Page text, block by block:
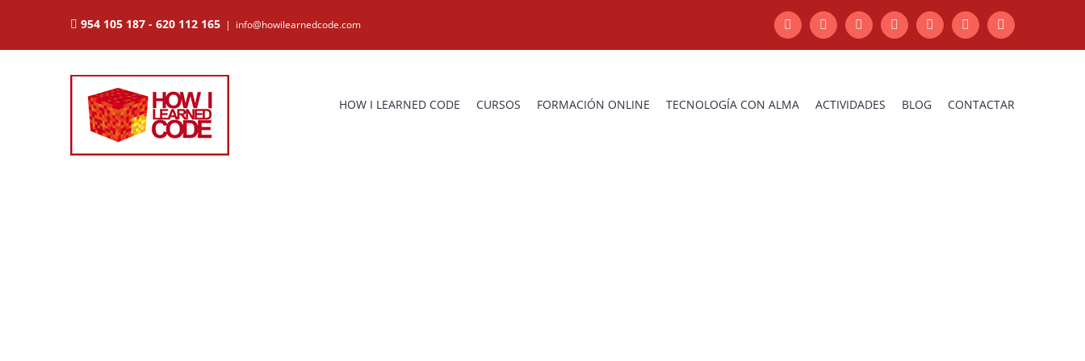
contenido
954 105 187 - 620 112 165 | info@howilearnedcode.com WhatsAppFacebook
X InstagramYouTubePinterestLinkedIn
HOW I LEARNED CODE CURSOS FORMACIÓN ONLINE TECNOLOGÍA CON ALMA ACTIVIDADES BLOG CONTACTAR